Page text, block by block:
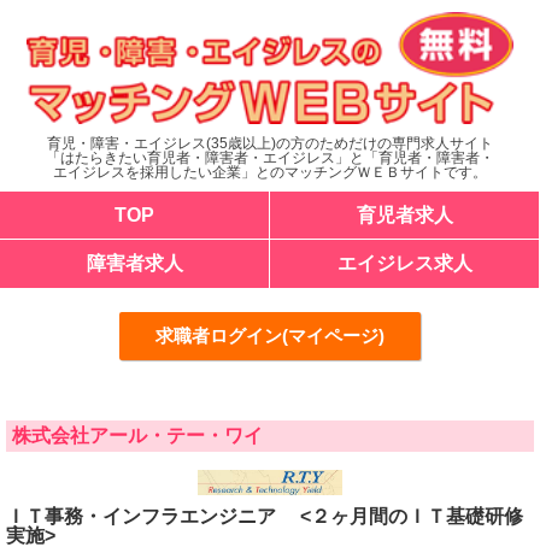
育児・障害・エイジレス(35歳以上)の方のためだけの専門求人サイト
「はたらきたい育児者・障害者・エイジレス」と「育児者・障害者・
エイジレスを採用したい企業」とのマッチングＷＥＢサイトです。
TOP 育児者求人
障害者求人 エイジレス求人
求職者ログイン(マイページ)
株式会社アール・テー・ワイ
ＩＴ事務・インフラエンジニア <２ヶ月間のＩＴ基礎研修
実施>